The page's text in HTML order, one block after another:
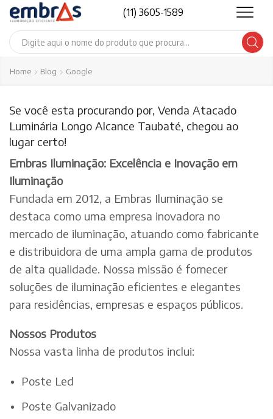
(11) 3605-1589
Search
Home Blog Google
Se você esta procurando por, Venda Atacado
Luminária Longo Alcance Taubaté, chegou ao
lugar certo!
Embras Iluminação: Excelência e Inovação em
Iluminação
Fundada em 2012, a Embras Iluminação se
destaca como uma empresa inovadora no
mercado de iluminação, atuando como fabricante
e distribuidora de uma ampla gama de produtos
de alta qualidade. Nossa missão é fornecer
soluções de iluminação eficientes e elegantes
para residências, empresas e espaços públicos.
Nossos Produtos
Nossa vasta linha de produtos inclui:
Poste Led
Poste Galvanizado